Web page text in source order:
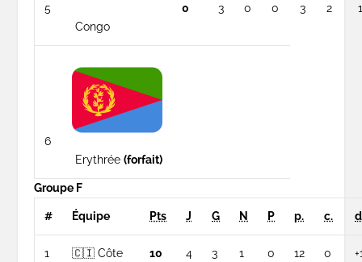
5
Congo
0 3 0 0 3 2
6
Erythrée(forfait)
Groupe F
# Équipe Pts J G N P p. c.
1
🇨🇮 Côte
10 4 3 1 0 12 0